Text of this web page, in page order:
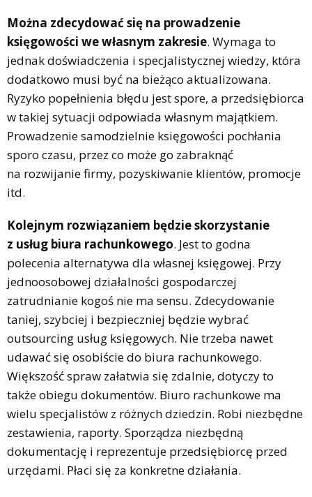
Można zdecydować się na prowadzenie
księgowości we własnym zakresie. Wymaga to
jednak doświadczenia i specjalistycznej wiedzy, która
dodatkowo musi być na bieżąco aktualizowana.
Ryzyko popełnienia błędu jest spore, a przedsiębiorca
w takiej sytuacji odpowiada własnym majątkiem.
Prowadzenie samodzielnie księgowości pochłania
sporo czasu, przez co może go zabraknąć
na rozwijanie firmy, pozyskiwanie klientów, promocje
itd.
Kolejnym rozwiązaniem będzie skorzystanie
z usług biura rachunkowego. Jest to godna
polecenia alternatywa dla własnej księgowej. Przy
jednoosobowej działalności gospodarczej
zatrudnianie kogoś nie ma sensu. Zdecydowanie
taniej, szybciej i bezpieczniej będzie wybrać
outsourcing usług księgowych. Nie trzeba nawet
udawać się osobiście do biura rachunkowego.
Większość spraw załatwia się zdalnie, dotyczy to
także obiegu dokumentów. Biuro rachunkowe ma
wielu specjalistów z różnych dziedzin. Robi niezbędne
zestawienia, raporty. Sporządza niezbędną
dokumentację i reprezentuje przedsiębiorcę przed
urzędami. Płaci się za konkretne działania.